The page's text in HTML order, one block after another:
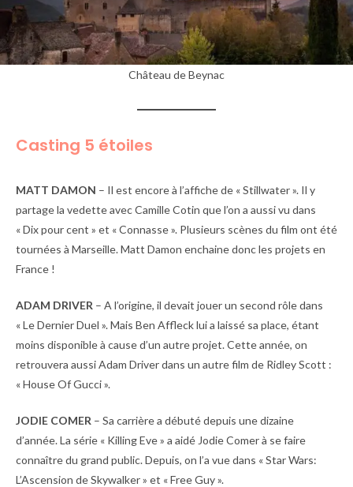
Château de Beynac
Casting 5 étoiles
MATT DAMON – Il est encore à l’affiche de « Stillwater ». Il y
partage la vedette avec Camille Cotin que l’on a aussi vu dans
« Dix pour cent » et « Connasse ». Plusieurs scènes du film ont été
tournées à Marseille. Matt Damon enchaine donc les projets en
France !
ADAM DRIVER – A l’origine, il devait jouer un second rôle dans
« Le Dernier Duel ». Mais Ben Affleck lui a laissé sa place, étant
moins disponible à cause d’un autre projet. Cette année, on
retrouvera aussi Adam Driver dans un autre film de Ridley Scott :
« House Of Gucci ».
JODIE COMER – Sa carrière a débuté depuis une dizaine
d’année. La série « Killing Eve » a aidé Jodie Comer à se faire
connaître du grand public. Depuis, on l’a vue dans « Star Wars:
L’Ascension de Skywalker » et « Free Guy ».